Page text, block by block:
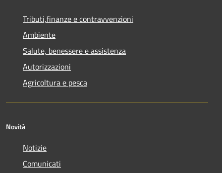
Tributi,finanze e contravvenzioni
Ambiente
Salute, benessere e assistenza
Autorizzazioni
Agricoltura e pesca
Novità
Notizie
Comunicati